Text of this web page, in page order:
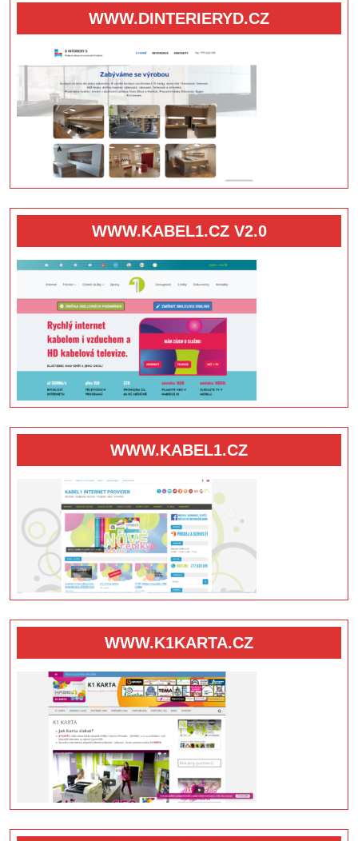
WWW.DINTERIERYD.CZ
WWW.KABEL1.CZ V2.0
WWW.KABEL1.CZ
WWW.K1KARTA.CZ